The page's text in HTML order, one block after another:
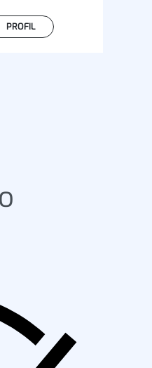
PROFIL